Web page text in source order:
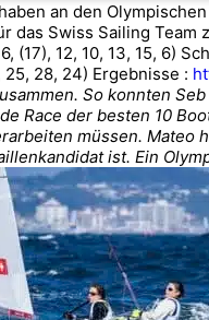
an den
Swiss Sailing Team
(17), 12, 10, 13, 15, 6)
25, 28, 24) Ergebnisse :
So konnten
Race der besten 10
müssen.
ist. Ein